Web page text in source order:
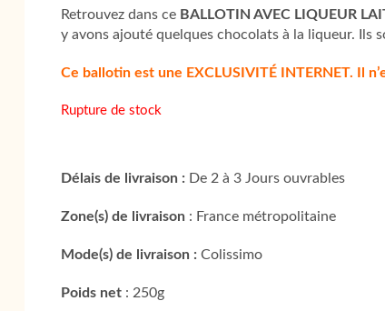
Retrouvez dans ce BALLOTIN AVEC LIQUEUR
y avons ajouté quelques chocolats à la liqueur. Ils
Ce ballotin est une EXCLUSIVITÉ INTERNET. Il
Rupture de stock
Délais de livraison : De 2 à 3 Jours ouvrables
Zone(s) de livraison : France métropolitaine
Mode(s) de livraison : Colissimo
Poids net: 250g